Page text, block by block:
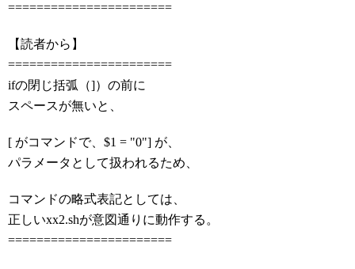
=======================
【読者から】
=======================
ifの閉じ括弧（]）の前に
スペースが無いと、
[ がコマンドで、$1 = "0"] が、
パラメータとして扱われるため、
コマンドの略式表記としては、
正しいxx2.shが意図通りに動作する。
=======================